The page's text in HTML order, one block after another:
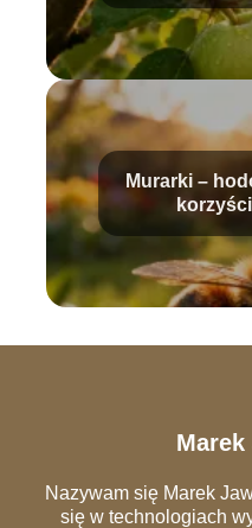
Murarki –
Nazywam się Marek
się w technologiach